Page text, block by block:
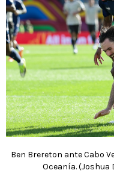
Ben Brereton ante Cabo
Oceanía. (Joshua